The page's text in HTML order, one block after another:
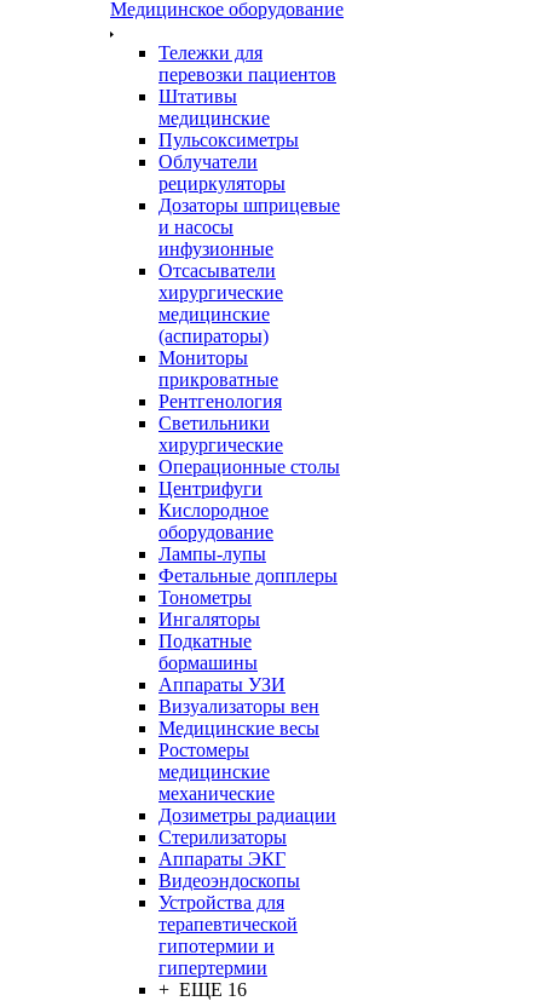
Медицинское оборудование
Тележки для
перевозки пациентов
Штативы
медицинские
Пульсоксиметры
Облучатели
рециркуляторы
Дозаторы шприцевые
и насосы
инфузионные
Отсасыватели
хирургические
медицинские
(аспираторы)
Мониторы
прикроватные
Рентгенология
Светильники
хирургические
Операционные столы
Центрифуги
Кислородное
оборудование
Лампы-лупы
Фетальные допплеры
Тонометры
Ингаляторы
Подкатные
бормашины
Аппараты УЗИ
Визуализаторы вен
Медицинские весы
Ростомеры
медицинские
механические
Дозиметры радиации
Стерилизаторы
Аппараты ЭКГ
Видеоэндоскопы
Устройства для
терапевтической
гипотермии и
гипертермии
+ ЕЩЕ 16